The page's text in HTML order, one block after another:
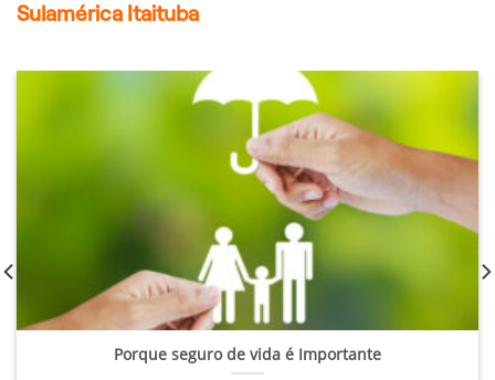
Sulamérica Itaituba
Porque seguro de vida é Importante